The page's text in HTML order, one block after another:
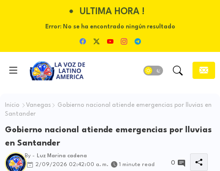
ULTIMA HORA !
Error:No se ha encontrado ningún resultado
Inicio Vanegas
Gobierno nacional atiende emergencias por lluvias en
Santander
Gobierno nacional atiende emergencias por lluvias
en Santander
By -
Luz Marina cadena
2/09/2026 02:42:00 a. m.
1 minute read 0